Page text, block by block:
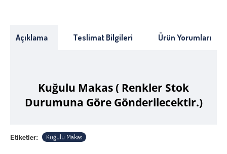
Açıklama Teslimat Bilgileri Ürün Yorumları
Kuğulu Makas ( Renkler Stok
Durumuna Göre Gönderilecektir.)
Etiketler: Kuğulu Makas